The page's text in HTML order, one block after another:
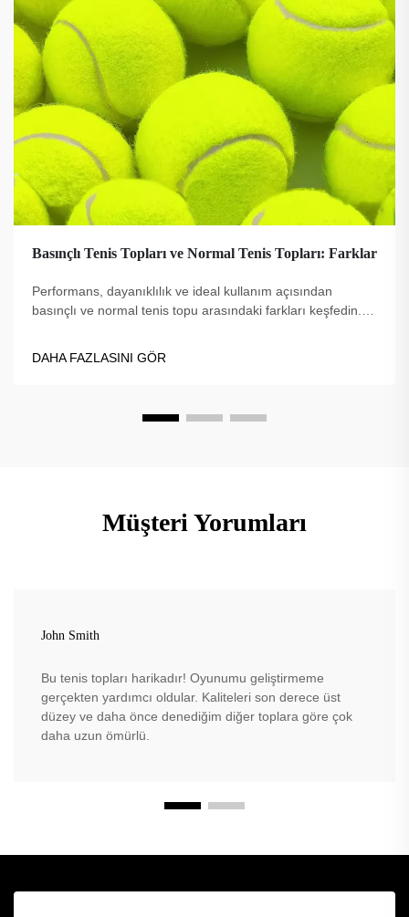
Basınçlı Tenis Topları ve Normal Tenis Topları: Farklar
Performans, dayanıklılık ve ideal kullanım açısından
basınçlı ve normal tenis topu arasındaki farkları keşfedin.
türünü bulun. Şimdi daha fazla bilgi edinin.
DAHA FAZLASINI GÖR
Müşteri Yorumları
John Smith
Bu tenis topları harikadır! Oyunumu geliştirmeme
gerçekten yardımcı oldular. Kaliteleri son derece üst
düzey ve daha önce denediğim diğer toplara göre çok
daha uzun ömürlü.